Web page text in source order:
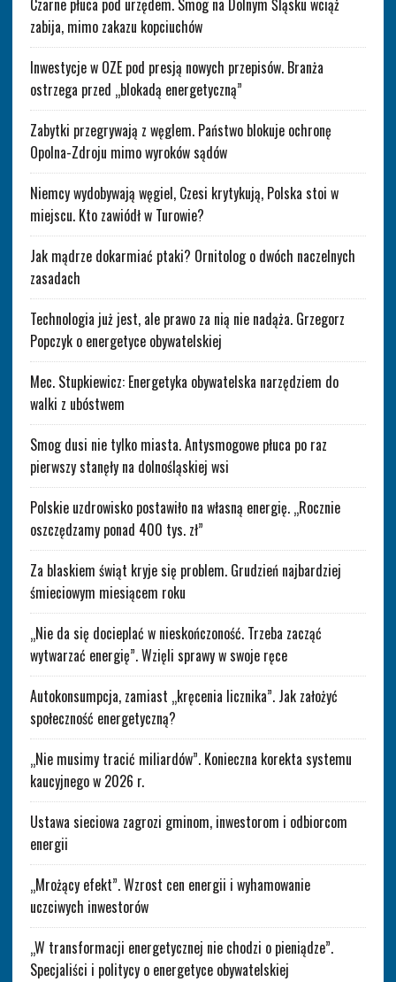
Czarne płuca pod urzędem. Smog na Dolnym Śląsku wciąż
zabija, mimo zakazu kopciuchów
Inwestycje w OZE pod presją nowych przepisów. Branża
ostrzega przed „blokadą energetyczną”
Zabytki przegrywają z węglem. Państwo blokuje ochronę
Opolna-Zdroju mimo wyroków sądów
Niemcy wydobywają węgiel, Czesi krytykują, Polska stoi w
miejscu. Kto zawiódł w Turowie?
Jak mądrze dokarmiać ptaki? Ornitolog o dwóch naczelnych
zasadach
Technologia już jest, ale prawo za nią nie nadąża. Grzegorz
Popczyk o energetyce obywatelskiej
Mec. Stupkiewicz: Energetyka obywatelska narzędziem do
walki z ubóstwem
Smog dusi nie tylko miasta. Antysmogowe płuca po raz
pierwszy stanęły na dolnośląskiej wsi
Polskie uzdrowisko postawiło na własną energię. „Rocznie
oszczędzamy ponad 400 tys. zł”
Za blaskiem świąt kryje się problem. Grudzień najbardziej
śmieciowym miesiącem roku
„Nie da się docieplać w nieskończoność. Trzeba zacząć
wytwarzać energię”. Wzięli sprawy w swoje ręce
Autokonsumpcja, zamiast „kręcenia licznika”. Jak założyć
społeczność energetyczną?
„Nie musimy tracić miliardów”. Konieczna korekta systemu
kaucyjnego w 2026 r.
Ustawa sieciowa zagrozi gminom, inwestorom i odbiorcom
energii
„Mrożący efekt”. Wzrost cen energii i wyhamowanie
uczciwych inwestorów
„W transformacji energetycznej nie chodzi o pieniądze”.
Specjaliści i politycy o energetyce obywatelskiej